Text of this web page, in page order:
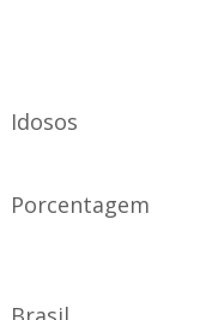
Idosos
Porcentagem